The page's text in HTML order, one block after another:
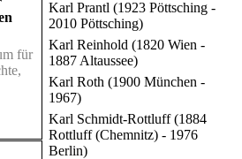
für
Karl Prantl (1923 Pöttsching -
2010 Pöttsching)
Karl Reinhold (1820 Wien -
1887 Altaussee)
Karl Roth (1900 München -
1967)
Karl Schmidt-Rottluff (1884
Rottluff (Chemnitz) - 1976
Berlin)